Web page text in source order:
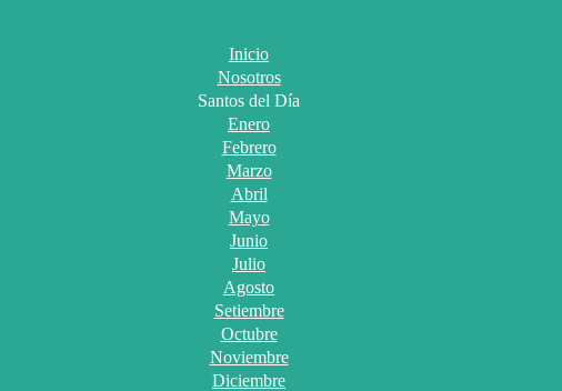
Inicio
Nosotros
Santos del Día
Enero
Febrero
Marzo
Abril
Mayo
Junio
Julio
Agosto
Setiembre
Octubre
Noviembre
Diciembre